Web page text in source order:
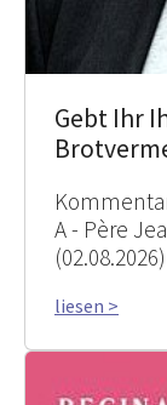
Gebt Ihr
A - Père
(02.08.2026)
liesen >